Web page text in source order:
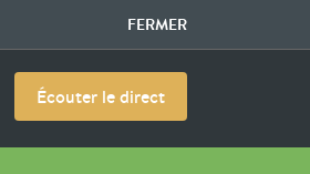
FERMER
Écouter le direct